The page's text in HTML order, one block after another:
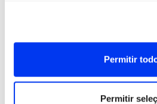
Permitir
Permitir
Clientes que compraram este